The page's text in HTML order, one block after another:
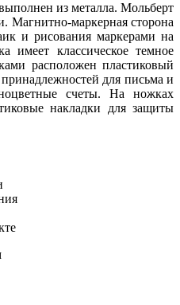
из металла. Мольберт
Магнитно-маркерная сторона
и рисования маркерами на
имеет классическое темное
расположен пластиковый
для письма и
счеты. На ножках
накладки для защиты